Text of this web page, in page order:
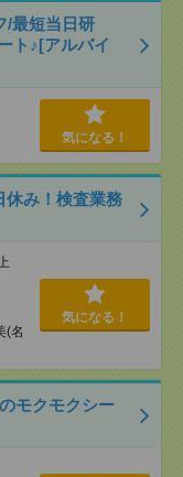
/最短当日研
ト♪[アルバイ
気になる！
休み！検査業務
(名
気になる！
モクモクシー